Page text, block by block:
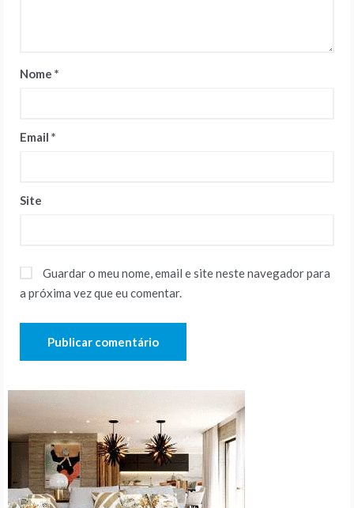
Nome *
Email *
Site
Guardar o meu nome, email e site neste navegador para
a próxima vez que eu comentar.